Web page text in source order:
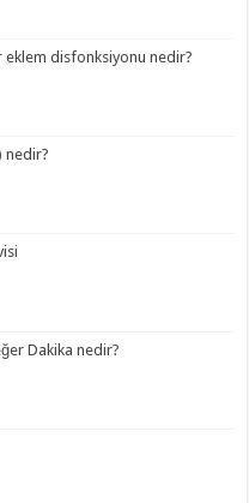
disfonksiyonu nedir?
nedir?
Dakika nedir?